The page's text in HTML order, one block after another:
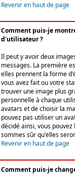
Revenir en haut de page
Comment puis-je
d'utilisateur ?
Il peut y avoir deux
messages. La première
elles prennent la forme
vous avez fait ou votre
trouver une image plus
personnelle à chaque
avatars et de choisir la
pouvez pas utiliser un
décidé ainsi, vous
sommes sûr qu'elles
Revenir en haut de page
Comment puis-je